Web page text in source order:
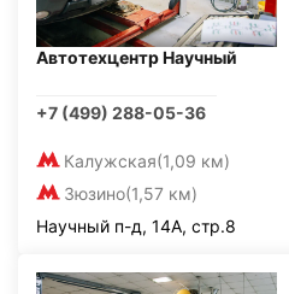
Автотехцентр Научный
+7 (499) 288-05-36
Калужская(1,09 км)
Зюзино(1,57 км)
Научный п-д, 14А, стр.8